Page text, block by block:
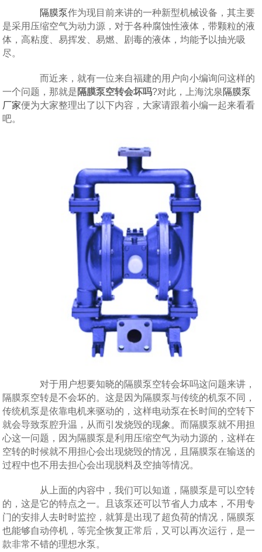
隔膜泵作为现目前来讲的一种新型机械设备，其主要
是采用压缩空气为动力源，对于各种腐蚀性液体，带颗粒的液
体，高粘度、易挥发、易燃、剧毒的液体，均能予以抽光吸
尽。
而近来，就有一位来自福建的用户向小编询问这样的
一个问题，那就是隔膜泵空转会坏吗?对此，上海沈泉 隔膜泵
厂家便为大家整理出了以下内容，大家请跟着小编一起来看看
吧。
对于用户想要知晓的隔膜泵空转会坏吗这问题来讲，
隔膜泵空转是不会坏的。这是因为隔膜泵与传统的机泵不同，
传统机泵是依靠电机来驱动的，这样电动泵在长时间的空转下
就会导致泵腔升温，从而引发烧毁的现象。而隔膜泵就不用担
心这一问题，因为隔膜泵是利用压缩空气为动力源的，这样在
空转的时候就不用担心会出现烧毁的情况，且隔膜泵在输送的
过程中也不用去担心会出现脱料及空抽等情况。
从上面的内容中，我们可以知道，隔膜泵是可以空转
的，这是它的特点之一。且该泵还可以节省人力成本，不用专
门的安排人去时时监控，就算是出现了超负荷的情况，隔膜泵
也能够自动停机，等完全恢复正常后，又可以再次运行，是一
款非常不错的理想水泵。